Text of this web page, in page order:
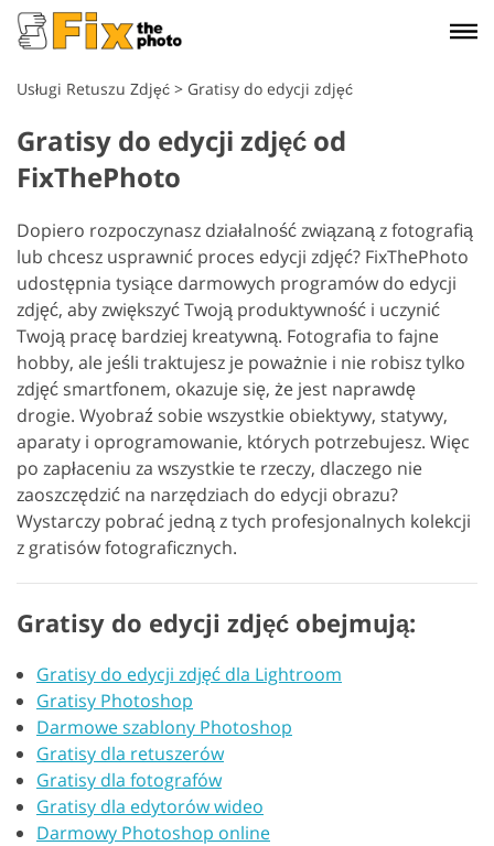
Usługi Retuszu Zdjęć > Gratisy do edycji zdjęć
Gratisy do edycji zdjęć od
FixThePhoto
Dopiero rozpoczynasz działalność związaną z fotografią
lub chcesz usprawnić proces edycji zdjęć? FixThePhoto
udostępnia tysiące darmowych programów do edycji
zdjęć, aby zwiększyć Twoją produktywność i uczynić
Twoją pracę bardziej kreatywną. Fotografia to fajne
hobby, ale jeśli traktujesz je poważnie i nie robisz tylko
zdjęć smartfonem, okazuje się, że jest naprawdę
drogie. Wyobraź sobie wszystkie obiektywy, statywy,
aparaty i oprogramowanie, których potrzebujesz. Więc
po zapłaceniu za wszystkie te rzeczy, dlaczego nie
zaoszczędzić na narzędziach do edycji obrazu?
Wystarczy pobrać jedną z tych profesjonalnych kolekcji
z gratisów fotograficznych.
Gratisy do edycji zdjęć obejmują:
Gratisy do edycji zdjęć dla Lightroom
Gratisy Photoshop
Darmowe szablony Photoshop
Gratisy dla retuszerów
Gratisy dla fotografów
Gratisy dla edytorów wideo
Darmowy Photoshop online